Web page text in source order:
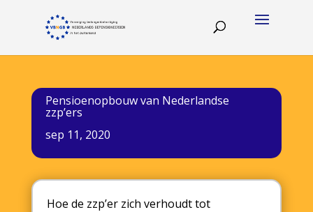
Pensioenopbouw van Nederlandse
zzp’ers
sep 11, 2020
Hoe de zzp’er zich verhoudt tot